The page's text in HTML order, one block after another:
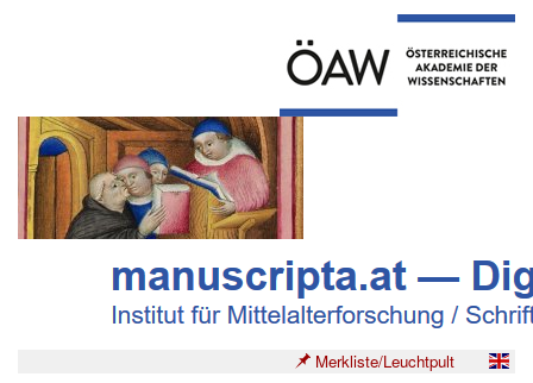
Merkliste/Leuchtpult